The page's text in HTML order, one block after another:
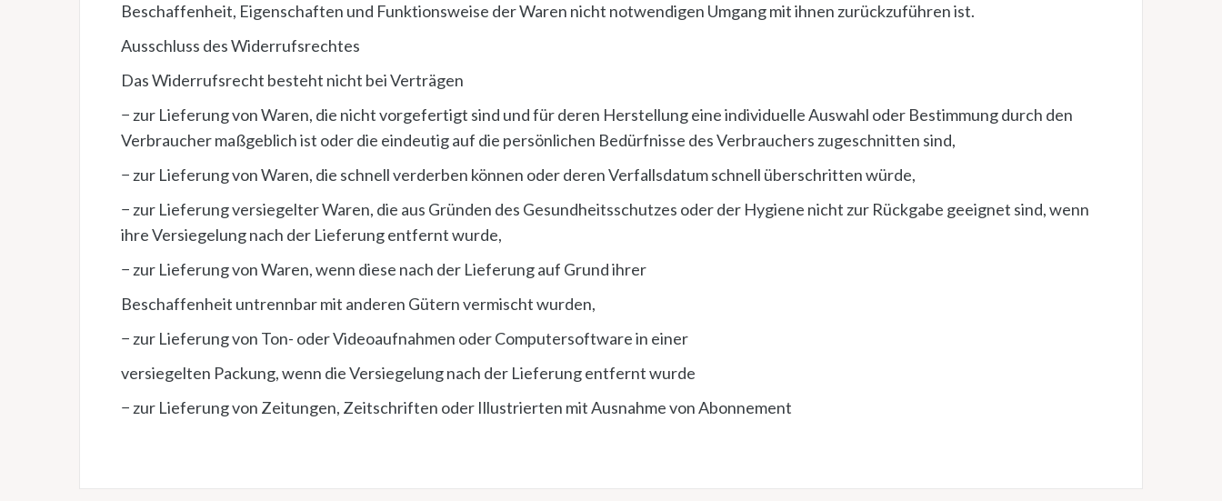
Beschaffenheit, Eigenschaften und Funktionsweise der Waren nicht notwendigen Umgang mit ihnen zurückzuführen ist.
Ausschluss des Widerrufsrechtes
Das Widerrufsrecht besteht nicht bei Verträgen
− zur Lieferung von Waren, die nicht vorgefertigt sind und für deren Herstellung eine individuelle Auswahl oder Bestimmung durch den
Verbraucher maßgeblich ist oder die eindeutig auf die persönlichen Bedürfnisse des Verbrauchers zugeschnitten sind,
− zur Lieferung von Waren, die schnell verderben können oder deren Verfallsdatum schnell überschritten würde,
− zur Lieferung versiegelter Waren, die aus Gründen des Gesundheitsschutzes oder der Hygiene nicht zur Rückgabe geeignet sind, wenn
ihre Versiegelung nach der Lieferung entfernt wurde,
− zur Lieferung von Waren, wenn diese nach der Lieferung auf Grund ihrer
Beschaffenheit untrennbar mit anderen Gütern vermischt wurden,
− zur Lieferung von Ton- oder Videoaufnahmen oder Computersoftware in einer
versiegelten Packung, wenn die Versiegelung nach der Lieferung entfernt wurde
− zur Lieferung von Zeitungen, Zeitschriften oder Illustrierten mit Ausnahme von Abonnement